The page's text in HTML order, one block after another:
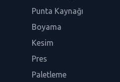
Punta Kaynağı
Boyama
Kesim
Pres
Paletleme